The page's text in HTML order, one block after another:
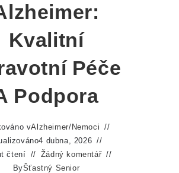
Kvalitní
Péče
Podpora
vAlzheimer/ Nemoci
4 dubna, 2026
čtení
Žádný komentář
ByŠťastný Senior